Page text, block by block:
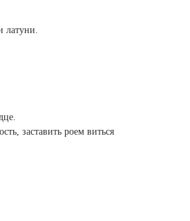
латуни.
заставить роем виться